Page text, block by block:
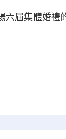
集體婚禮的